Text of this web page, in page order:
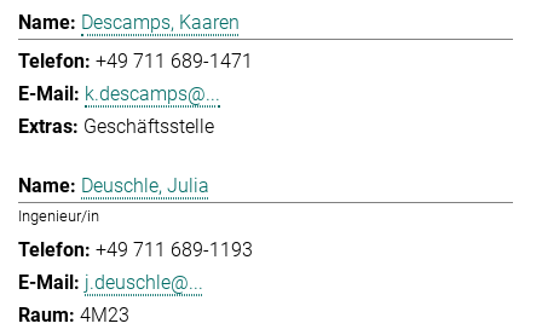
Descamps, Kaaren
+49 711 689-1471
k.descamps@...
Geschäftsstelle
Deuschle, Julia
Ingenieur/in
+49 711 689-1193
j.deuschle@...
4M23